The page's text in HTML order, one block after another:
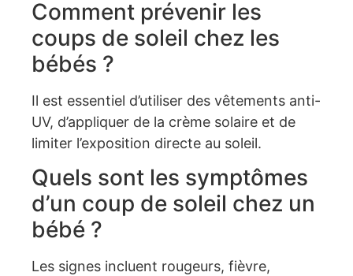
Comment prévenir les
coups de soleil chez les
bébés ?
Il est essentiel d’utiliser des vêtements anti-
UV, d’appliquer de la crème solaire et de
limiter l’exposition directe au soleil.
Quels sont les symptômes
d’un coup de soleil chez un
bébé ?
Les signes incluent rougeurs, fièvre,